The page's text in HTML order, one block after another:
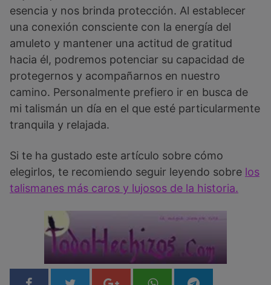
esencia y nos brinda protección. Al establecer
una conexión consciente con la energía del
amuleto y mantener una actitud de gratitud
hacia él, podremos potenciar su capacidad de
protegernos y acompañarnos en nuestro
camino. Personalmente prefiero ir en busca de
mi talismán un día en el que esté particularmente
tranquila y relajada.
Si te ha gustado este artículo sobre cómo
elegirlos, te recomiendo seguir leyendo sobre los
talismanes más caros y lujosos de la historia.